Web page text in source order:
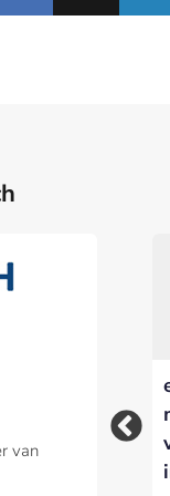
van
Een
het
EDI in de